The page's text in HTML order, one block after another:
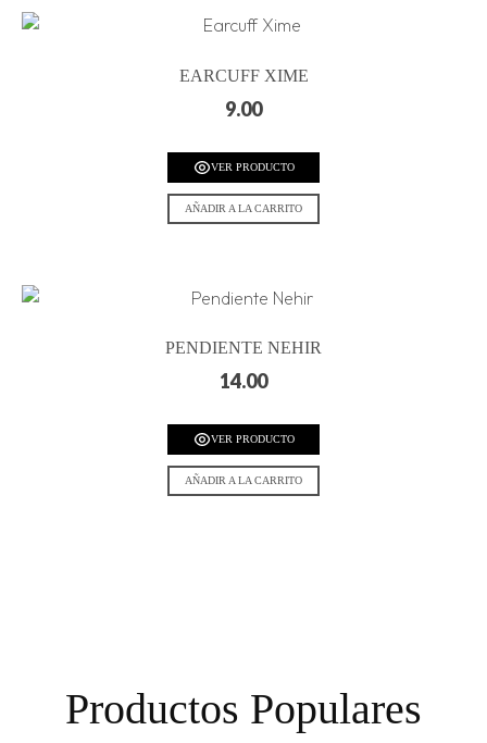
EARCUFF XIME
9.00
VER PRODUCTO
AÑADIR A LA CARRITO
PENDIENTE NEHIR
14.00
VER PRODUCTO
AÑADIR A LA CARRITO
Productos Populares